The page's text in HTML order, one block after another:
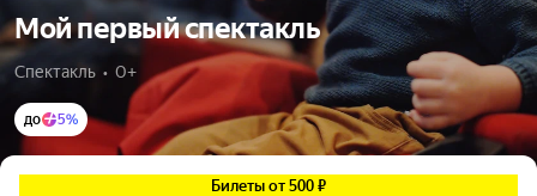
Мой первый спектакль
Спектакль  •  0+
до 5%
Билеты от 500 ₽